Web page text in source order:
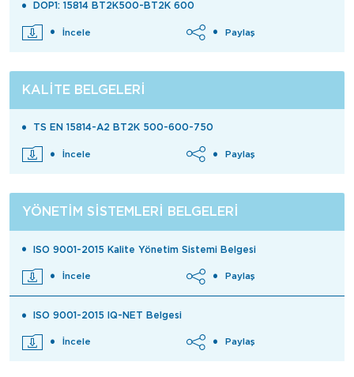
DOP1: 15814 BT2K500-BT2K 600
İncele Paylaş
KALITE BELGELERI
TS EN 15814-A2 BT2K 500-600-750
İncele Paylaş
YÖNETIM SISTEMLERI BELGELERI
ISO 9001-2015 Kalite Yönetim Sistemi Belgesi
İncele Paylaş
ISO 9001-2015 IQ-NET Belgesi
İncele Paylaş